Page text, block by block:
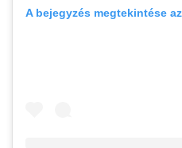
A bejegyzés megtekintése